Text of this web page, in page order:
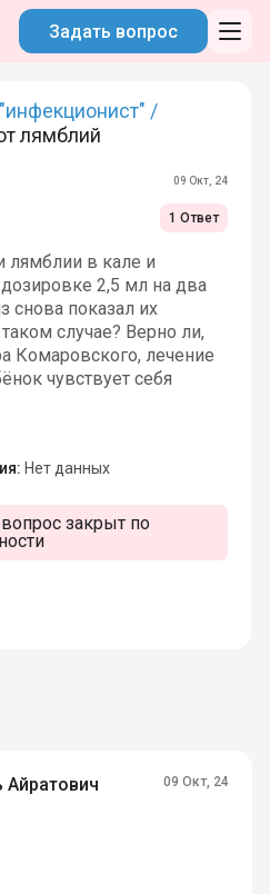
Задать вопрос
/
лямблий
09 Окт, 24
1 Ответ
лямблии в кале и
2,5 мл на два
снова показал их
случае? Верно ли,
Комаровского, лечение
чувствует себя
Нет данных
вопрос закрыт по
Айратович 09 Окт, 24